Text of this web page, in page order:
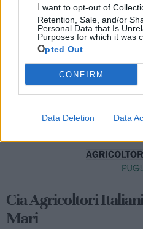
Retention, Sale, and/or
Personal Data that Is
Purposes for which it was
Opted Out
CONFIRM
Data Deletion Data
Mondo CIA
Cia Agricoltori
Mari